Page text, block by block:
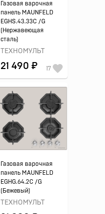
Газовая варочная
панель MAUNFELD
EGHS.43.33C /G
(Нержавеющая
сталь)
ТЕХНОМУЛЬТ
21 490 ₽ 17
Газовая варочная
панель MAUNFELD
EGHG.64.2C /G
(Бежевый)
ТЕХНОМУЛЬТ